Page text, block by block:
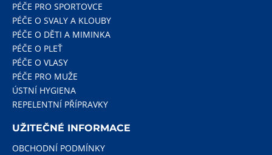
PÉČE PRO SPORTOVCE
PÉČE O SVALY A KLOUBY
PÉČE O DĚTI A MIMINKA
PÉČE O PLEŤ
PÉČE O VLASY
PÉČE PRO MUŽE
ÚSTNÍ HYGIENA
REPELENTNÍ PŘÍPRAVKY
UŽITEČNÉ INFORMACE
OBCHODNÍ PODMÍNKY